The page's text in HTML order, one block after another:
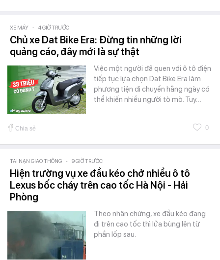
XE MÁY - 4 GIỜ TRƯỚC
Chủ xe Dat Bike Era: Đừng tin những lời
quảng cáo, đây mới là sự thật
Việc một người đã quen với ô tô điện
tiếp tục lựa chọn Dat Bike Era làm
phương tiện di chuyển hằng ngày có
thể khiến nhiều người tò mò. Tuy…
Chia sẻ 0
TAI NẠN GIAO THÔNG - 9 GIỜ TRƯỚC
Hiện trường vụ xe đầu kéo chở nhiều ô tô
Lexus bốc cháy trên cao tốc Hà Nội - Hải
Phòng
Theo nhân chứng, xe đầu kéo đang
đi trên cao tốc thì lửa bùng lên từ
phần lốp sau.